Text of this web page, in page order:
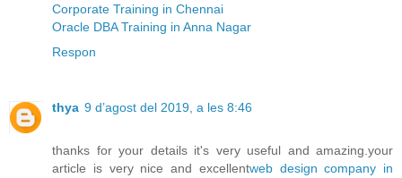
Corporate Training in Chennai
Oracle DBA Training in Anna Nagar
Respon
thya 9 d’agost del 2019, a les 8:46
thanks for your details it's very useful and amazing.your
article is very nice and excellentweb design company in